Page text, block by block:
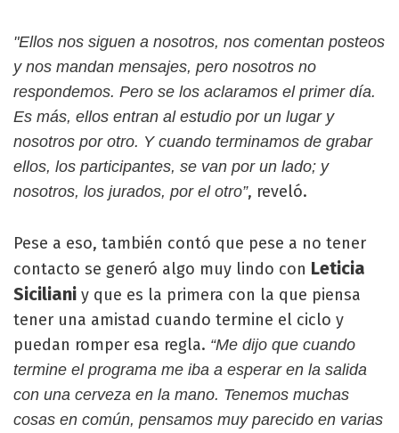
"Ellos nos siguen a nosotros, nos comentan posteos
y nos mandan mensajes, pero nosotros no
respondemos. Pero se los aclaramos el primer día.
Es más, ellos entran al estudio por un lugar y
nosotros por otro. Y cuando terminamos de grabar
ellos, los participantes, se van por un lado; y
nosotros, los jurados, por el otro”, reveló.
Pese a eso, también contó que pese a no tener
contacto se generó algo muy lindo con Leticia
Siciliani y que es la primera con la que piensa
tener una amistad cuando termine el ciclo y
puedan romper esa regla. “Me dijo que cuando
termine el programa me iba a esperar en la salida
con una cerveza en la mano. Tenemos muchas
cosas en común, pensamos muy parecido en varias